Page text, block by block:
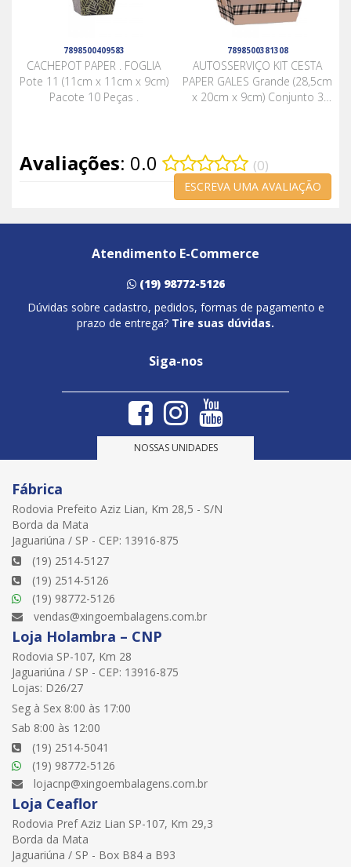
7898500409583
CACHEPOT PAPER . FOGLIA
Pote 11 (11cm x 11cm x 9cm)
Pacote 10 Peças .
7898500381308
AUTOSSERVIÇO KIT CESTA
PAPER GALES Grande (28,5cm
x 20cm x 9cm) Conjunto 3
Avaliações: 0.0 (0)
ESCREVA UMA AVALIAÇÃO
Atendimento E-Commerce
(19) 98772-5126
Dúvidas sobre cadastro, pedidos, formas de pagamento e
prazo de entrega? Tire suas dúvidas.
Siga-nos
NOSSAS UNIDADES
Fábrica
Rodovia Prefeito Aziz Lian, Km 28,5 - S/N
Borda da Mata
Jaguariúna / SP - CEP: 13916-875
(19) 2514-5127
(19) 2514-5126
(19) 98772-5126
vendas@xingoembalagens.com.br
Loja Holambra – CNP
Rodovia SP-107, Km 28
Jaguariúna / SP - CEP: 13916-875
Lojas: D26/27
Seg à Sex 8:00 às 17:00
Sab 8:00 às 12:00
(19) 2514-5041
(19) 98772-5126
lojacnp@xingoembalagens.com.br
Loja Ceaflor
Rodovia Pref Aziz Lian SP-107, Km 29,3
Borda da Mata
Jaguariúna / SP - Box B84 a B93